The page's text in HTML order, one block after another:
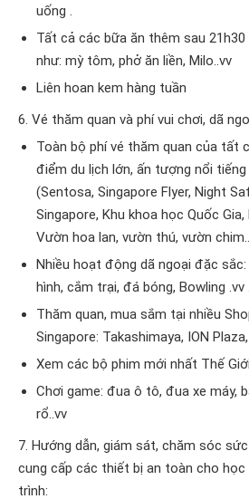
uống .
Tất cả các bữa ăn thêm sau
như: mỳ tôm, phở ăn liền, Milo..vv
Liên hoan kem hàng tuần
6. Vé thăm quan và phí vui chơi, dã
Toàn bộ phí vé thăm quan của tất
điểm du lịch lớn, ấn tượng nổi
(Sentosa, Singapore Flyer, Night
Singapore, Khu khoa học Quốc
Vườn hoa lan, vườn thú, vườn
Nhiều hoạt động dã ngoại đặc
hình, cắm trại, đá bóng, Bowling .vv .
Thăm quan, mua sắm tại nhiều
Singapore: Takashimaya, ION
Xem các bộ phim mới nhất Thế
Chơi game: đua ô tô, đua xe máy,
rổ..vv
7. Hướng dẫn, giám sát, chăm sóc
cung cấp các thiết bị an toàn cho
trình: